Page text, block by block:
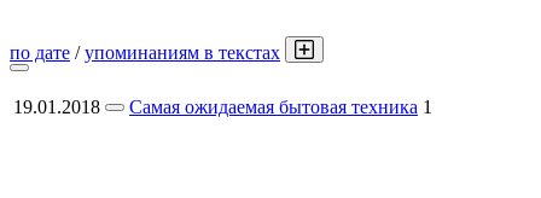
по дате /упоминаниям в текстах
19.01.2018 Самая ожидаемая бытовая техника 1